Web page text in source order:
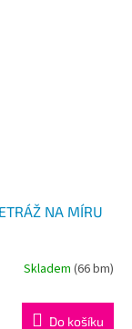
NA MÍRU
Skladem (66 bm)
Do košíku